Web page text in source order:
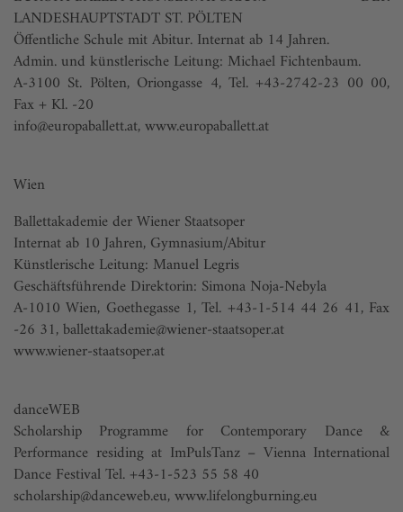
LANDESHAUPTSTADT ST. PÖLTEN
Öffentliche Schule mit Abitur. Internat ab 14 Jahren.
Admin. und künstlerische Leitung: Michael Fichtenbaum.
A-3100 St. Pölten, Oriongasse 4, Tel. +43-2742-23 00 00,
Fax + Kl. -20
info@europaballett.at,www.europaballett.at
Wien
Ballettakademie der Wiener Staatsoper
Internat ab 10 Jahren, Gymnasium/Abitur
Künstlerische Leitung: Manuel Legris
Geschäftsführende Direktorin: Simona Noja-Nebyla
A-1010 Wien, Goethegasse 1, Tel. +43-1-514 44 26 41, Fax
-26 31,ballettakademie@wiener-staatsoper.at
www.wiener-staatsoper.at
danceWEB
Scholarship Programme for Contemporary Dance &
Performance residing at ImPulsTanz – Vienna International
Dance Festival Tel. +43-1-523 55 58 40
scholarship@danceweb.eu,www.lifelongburning.eu